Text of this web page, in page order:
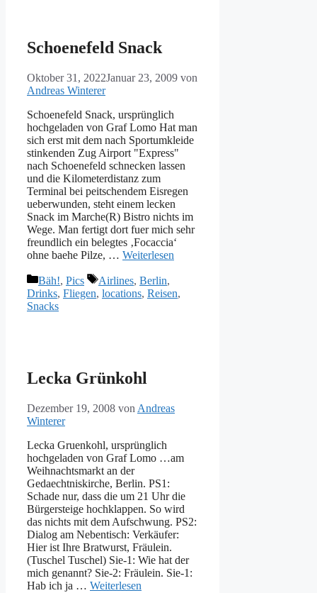
Schoenefeld Snack
Oktober 31, 2022Januar 23, 2009 von
Andreas Winterer
Schoenefeld Snack, ursprünglich
hochgeladen von Graf Lomo Hat man
sich erst mit dem nach Sportumkleide
stinkenden Zug Airport "Express"
nach Schoenefeld schnecken lassen
und die Kilometerdistanz zum
Terminal bei peitschendem Eisregen
ueberwunden, steht einem lecken
Snack im Marche(R) Bistro nichts im
Wege. Man fertigt dort fuer mich sehr
freundlich ein belegtes ‚Focaccia‘
ohne baehe Pilze, … Weiterlesen
Kategorien
Bäh!, Pics Schlagwörter
Airlines, Berlin,
Drinks, Fliegen, locations, Reisen,
Snacks
Lecka Grünkohl
Dezember 19, 2008 von Andreas
Winterer
Lecka Gruenkohl, ursprünglich
hochgeladen von Graf Lomo …am
Weihnachtsmarkt an der
Gedaechtniskirche, Berlin. PS1:
Schade nur, dass die um 21 Uhr die
Bürgersteige hochklappen. So wird
das nichts mit dem Aufschwung. PS2:
Dialog am Nebentisch: Verkäufer:
Hier ist Ihre Bratwurst, Fräulein.
(Tuschel Tuschel) Sie-1: Wie hat der
mich genannt? Sie-2: Fräulein. Sie-1:
Hab ich ja … Weiterlesen